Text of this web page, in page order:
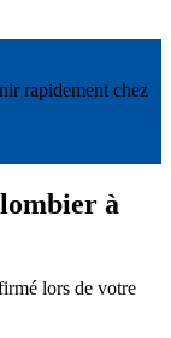
rapidement chez
à
lors de votre